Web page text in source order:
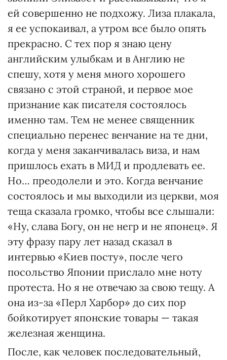
ей совершенно не подхожу. Лиза плакала,
я ее успокаивал, а утром все было опять
прекрасно. С тех пор я знаю цену
английским улыбкам и в Англию не
спешу, хотя у меня много хорошего
связано с этой страной, и первое мое
признание как писателя состоялось
именно там. Тем не менее священник
специально перенес венчание на те дни,
когда у меня заканчивалась виза, и нам
пришлось ехать в МИД и продлевать ее.
Но… преодолели и это. Когда венчание
состоялось и мы выходили из церкви, моя
теща сказала громко, чтобы все слышали:
«Ну, слава Богу, он не негр и не японец». Я
эту фразу пару лет назад сказал в
интервью «Киев посту», после чего
посольство Японии прислало мне ноту
протеста. Но я не отвечаю за свою тещу. А
она из-за «Перл Харбор» до сих пор
бойкотирует японские товары — такая
железная женщина.
После, как человек последовательный,